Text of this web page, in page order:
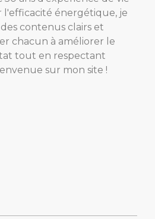
l'efficacité énergétique, je
contenus clairs et
chacun à améliorer le
tout en respectant
sur mon site !